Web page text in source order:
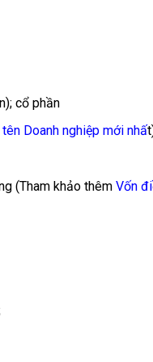
cổ phần
Doanh nghiệp mới nhất
(Tham khảo thêm Vốn